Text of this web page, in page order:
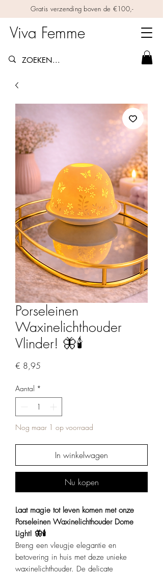
Gratis verzending boven de €100,-
Viva Femme
Porseleinen
Waxinelichthouder
Vlinder! 🦋🕯️
€ 8,95
Aantal *
Nog maar 1 op voorraad
In winkelwagen
Nu kopen
Laat magie tot leven komen met onze
Porseleinen Waxinelichthouder Dome
Light! 🦋🕯️
Breng een vleugje elegantie en
betovering in huis met deze unieke
waxinelichthouder. De delicate